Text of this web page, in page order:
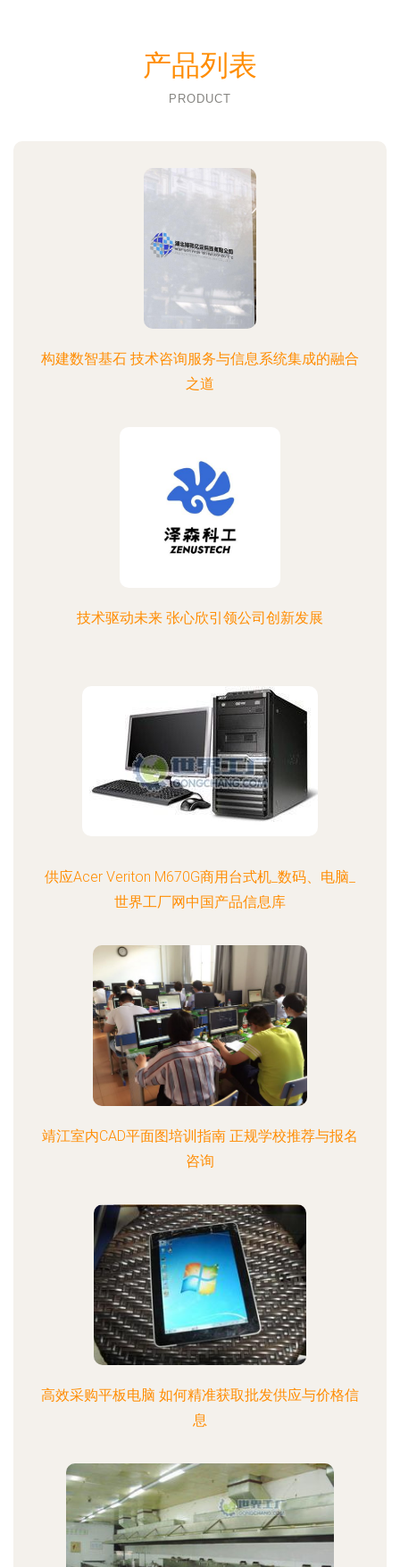
产品列表
PRODUCT
构建数智基石 技术咨询服务与信息系统集成的融合
之道
技术驱动未来 张心欣引领公司创新发展
供应Acer Veriton M670G商用台式机_数码、电脑_
世界工厂网中国产品信息库
靖江室内CAD平面图培训指南 正规学校推荐与报名
咨询
高效采购平板电脑 如何精准获取批发供应与价格信
息